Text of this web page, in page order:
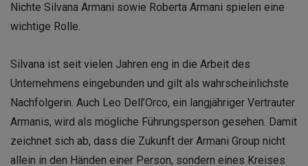
Nichte Silvana Armani sowie Roberta Armani spielen eine
wichtige Rolle.
Silvana ist seit vielen Jahren eng in die Arbeit des
Unternehmens eingebunden und gilt als wahrscheinlichste
Nachfolgerin. Auch Leo Dell’Orco, ein langjähriger Vertrauter
Armanis, wird als mögliche Führungsperson gesehen. Damit
zeichnet sich ab, dass die Zukunft der Armani Group nicht
allein in den Händen einer Person, sondern eines Kreises